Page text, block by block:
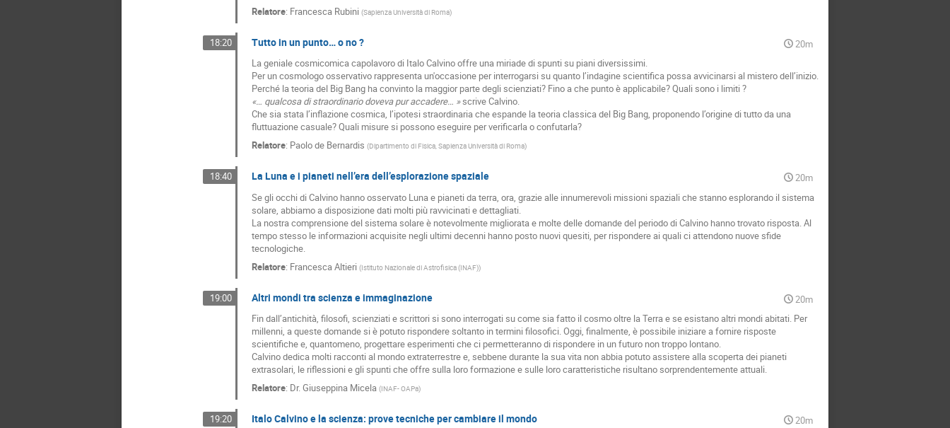
Relatore: Francesca Rubini (Sapienza Università di Roma)
18:20 Tutto in un punto… o no ?
20m
La geniale cosmicomica capolavoro di Italo Calvino offre una miriade di spunti su piani diversissimi.
Per un cosmologo osservativo rappresenta un'occasione per interrogarsi su quanto l’indagine scientifica possa avvicinarsi al mistero dell’inizio.
Perché la teoria del Big Bang ha convinto la maggior parte degli scienziati? Fino a che punto è applicabile? Quali sono i limiti ?
«… qualcosa di straordinario doveva pur accadere… »scrive Calvino.
Che sia stata l’inflazione cosmica, l’ipotesi straordinaria che espande la teoria classica del Big Bang, proponendo l’origine di tutto da una
fluttuazione casuale? Quali misure si possono eseguire per verificarla o confutarla?
Relatore: Paolo de Bernardis (Dipartimento di Fisica, Sapienza Università di Roma)
18:40 La Luna e i pianeti nell’era dell’esplorazione spaziale
20m
Se gli occhi di Calvino hanno osservato Luna e pianeti da terra, ora, grazie alle innumerevoli missioni spaziali che stanno esplorando il sistema
solare, abbiamo a disposizione dati molti più ravvicinati e dettagliati.
La nostra comprensione del sistema solare è notevolmente migliorata e molte delle domande del periodo di Calvino hanno trovato risposta. Al
tempo stesso le informazioni acquisite negli ultimi decenni hanno posto nuovi quesiti, per rispondere ai quali ci attendono nuove sfide
tecnologiche.
Relatore: Francesca Altieri (Istituto Nazionale di Astrofisica (INAF))
19:00 Altri mondi tra scienza e immaginazione
20m
Fin dall’antichità, filosofi, scienziati e scrittori si sono interrogati su come sia fatto il cosmo oltre la Terra e se esistano altri mondi abitati. Per
millenni, a queste domande si è potuto rispondere soltanto in termini filosofici. Oggi, finalmente, è possibile iniziare a fornire risposte
scientifiche e, quantomeno, progettare esperimenti che ci permetteranno di rispondere in un futuro non troppo lontano.
Calvino dedica molti racconti al mondo extraterrestre e, sebbene durante la sua vita non abbia potuto assistere alla scoperta dei pianeti
extrasolari, le riflessioni e gli spunti che offre sulla loro formazione e sulle loro caratteristiche risultano sorprendentemente attuali.
Relatore: Dr.Giuseppina Micela (INAF- OAPa)
19:20 Italo Calvino e la scienza: prove tecniche per cambiare il mondo
20m